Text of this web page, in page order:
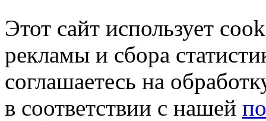
Этот сайт использует
рекламы и сбора
соглашаетесь на
в соответствии с нашей